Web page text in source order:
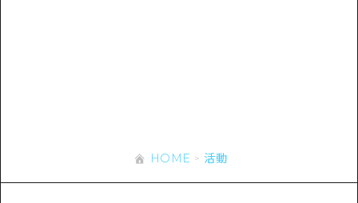
騎自行車
安芸
即時訊息 HOME 活動